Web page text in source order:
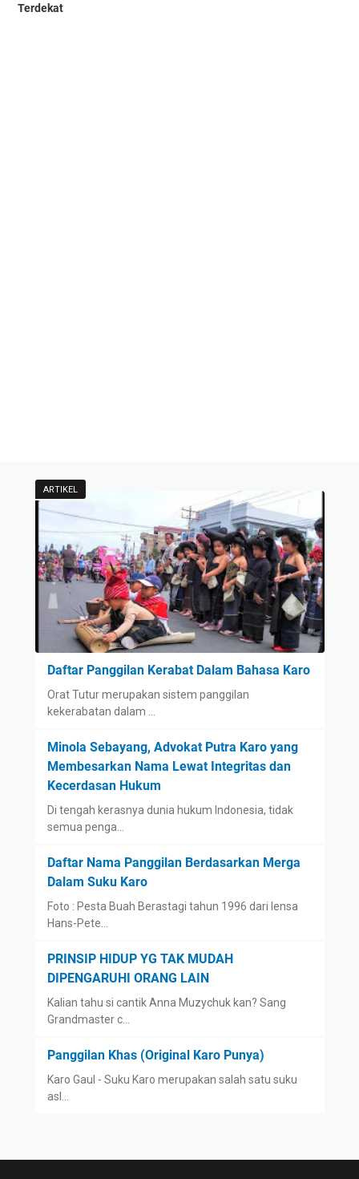
Terdekat
ARTIKEL
Daftar Panggilan Kerabat Dalam Bahasa Karo
Orat Tutur merupakan sistem panggilan
kekerabatan dalam …
Minola Sebayang, Advokat Putra Karo yang
Membesarkan Nama Lewat Integritas dan
Kecerdasan Hukum
Di tengah kerasnya dunia hukum Indonesia, tidak
semua penga…
Daftar Nama Panggilan Berdasarkan Merga
Dalam Suku Karo
Foto : Pesta Buah Berastagi tahun 1996 dari lensa
Hans-Pete…
PRINSIP HIDUP YG TAK MUDAH
DIPENGARUHI ORANG LAIN
Kalian tahu si cantik Anna Muzychuk kan? Sang
Grandmaster c…
Panggilan Khas (Original Karo Punya)
Karo Gaul - Suku Karo merupakan salah satu suku
asl…